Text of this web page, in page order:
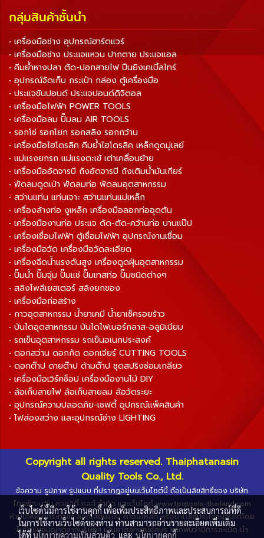
กลุ่มสินค้าชั้นนำ
• เครื่องมือช่าง อุปกรณ์ฮาร์ดแวร์
• เครื่องมือช่าง ประแจแหวน ปากตาย ประแจแอล
• คีมย้ำหางปลา ตัด-ปอกสายไฟ ปืนยิงเคเบิ้ลไทร์
• อุปกรณ์จัดเก็บ กระเป๋า กล่อง ตู้เครื่องมือ
• ประแจขันปอนด์ ประแจปอนด์ดิจิตอล
• เครื่องมือไฟฟ้า POWER TOOLS
• เครื่องมือลม ปั๊มลม AIR TOOLS
• รอกโซ่ รอกโยก รอกสลิง รอกกว้าน
• เครื่องมือไฮโดรลิค คีมย้ำไฮโดรลิค เหล็กดูดมู่เลย์
• แม่แรงยกรถ แม่แรงตะเข้ เต่าเคลื่อนย้าย
• เครื่องมืออัดจารบี ถังอัดจารบี ถังเติมน้ำมันเกียร์
• พัดลมดูดเป่า พัดลมท่อ พัดลมอุตสาหกรรม
• สว่านแท่น แท่นเจาะ สว่านแท่นแม่เหล็ก
• เครื่องล้างท่อ งูเหล็ก เครื่องมือลอกท่ออุดตัน
• เครื่องมืองานท่อ ประแจ ดัด-ตัด-คว้านท่อ บานแป๊ป
• เครื่องเชื่อมไฟฟ้า ตู้เชื่อมไฟฟ้า อุปกรณ์งานเชื่อม
• เครื่องมือวัด เครื่องมือวัดละเอียด
• เครื่องฉีดน้ำแรงดันสูง เครื่องดูดฝุ่นอุตสาหกรรม
• ปั๊มน้ำ ปั๊มจุ่ม ปั๊มแช่ ปั๊มเทสท่อ ปั๊มชนิดต่างๆ
• สลิงโพลีเยสเตอร์ สลิงยกของ
• เครื่องมือก่อสร้าง
• กาวอุตสาหกรรม น้ำยาเคมี น้ำยาเช็ครอยร้าว
• บันไดอุตสาหกรรม บันไดไฟเบอร์กลาส-อลูมิเนียม
• รถเข็นอุตสาหกรรม รถเข็นอเนกประสงค์
• ดอกสว่าน ดอกกัด ดอกเจียร์ CUTTING TOOLS
• ดอกต๊าป ดายต๊าป ด้ามต๊าป ชุดสปริงซ่อมเกลียว
• เครื่องมือเวิร์คช็อป เครื่องมืองานไม้ DIY
• ล้อเก็บสายไฟ ล้อเก็บสายลม ล้อวัดระยะ
• อุปกรณ์ความปลอดภัย-เซฟตี้ อุปกรณ์แพ็คสินค้า
• ไฟส่องสว่าง และอุปกรณ์ช่าง LIGHTING
Copyright all rights reserved. Thaiphatanasin
Quality Tools Co., Ltd.
ข้อความ รูปภาพ รูปแบบ ที่ปรากฏอยู่บนเว็บไซต์นี้ ถือเป็นลิขสิทธิ์ของ บริษัท
ไทยพัฒนสิน ควอลิตี้ ทูลส์ จำกัด และเว็บไซต์ www.tpqtools-thailand.com
ห้ามมิให้ผู้ใดกระทำซ้ำ ลอกเลียนแบบ ดาวน์โหลด หรือนำไปใช้ประโยชน์อื่นใดโดย
ไม่ได้รับอนุญาตจากบริษัทฯ เป็นลายลักษณ์อักษร หากพบว่ามีการละเมิด นำ
เว็บไซต์นี้มีการใช้งานคุกกี้ เพื่อเพิ่มประสิทธิภาพและประสบการณ์ที่ดี
ในการใช้งานเว็บไซต์ของท่าน ท่านสามารถอ่านรายละเอียดเพิ่มเติม
ได้ที่นโยบายความเป็นส่วนตัวและนโยบายคุกกี้